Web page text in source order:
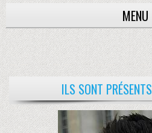
MENU
ILS SONT PRÉSENTS